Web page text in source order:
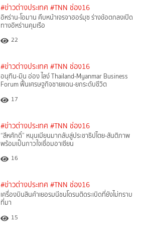
#ข่าวต่างประเทศ #TNN ช่อง16
อิหร่าน-โอมาน คืบหน้าเจรจาฮอร์มุซ ร่างข้อตกลงเปิด
ทางอิหร่านคุมเรือ
22
#ข่าวต่างประเทศ #TNN ช่อง16
อนุทิน-มิน อ่อง ไลง์ Thailand-Myanmar Business
Forum ฟื้นเศรษฐกิจชายแดน-ยกระดับชีวิต
17
#ข่าวต่างประเทศ #TNN ช่อง16
“สีหศักดิ์”​ หนุนเมียนมากลับสู่ประชาธิปไตย-สันติภาพ
พร้อมเป็นกาวใจเชื่อมอาเซียน
16
#ข่าวต่างประเทศ #TNN ช่อง16
เครื่องบินสินค้าเยอรมนีชนโดรนติดระเบิดที่ยังไม่ทราบ
ที่มา
15